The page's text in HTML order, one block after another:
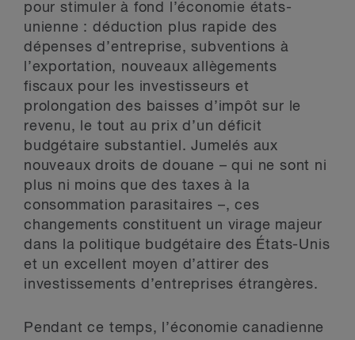
pour stimuler à fond l’économie états-
unienne : déduction plus rapide des
dépenses d’entreprise, subventions à
l’exportation, nouveaux allègements
fiscaux pour les investisseurs et
prolongation des baisses d’impôt sur le
revenu, le tout au prix d’un déficit
budgétaire substantiel. Jumelés aux
nouveaux droits de douane – qui ne sont ni
plus ni moins que des taxes à la
consommation parasitaires –, ces
changements constituent un virage majeur
dans la politique budgétaire des États-Unis
et un excellent moyen d’attirer des
investissements d’entreprises étrangères.
Pendant ce temps, l’économie canadienne